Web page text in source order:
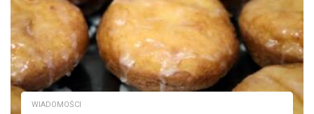
WIADOMOŚCI